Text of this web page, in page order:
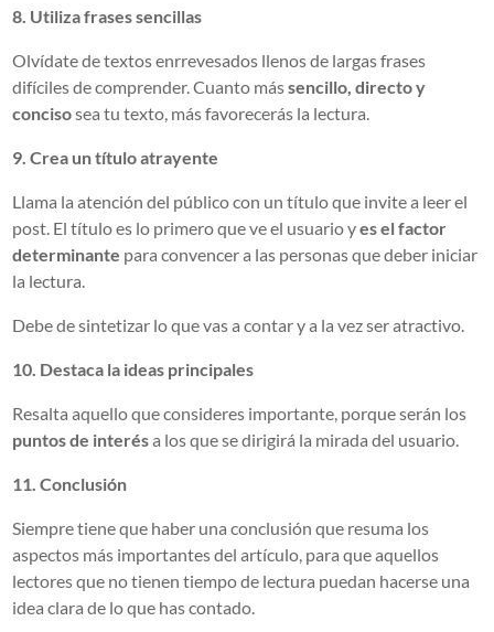
8. Utiliza frases sencillas
Olvídate de textos enrrevesados llenos de largas frases
difíciles de comprender. Cuanto mássencillo, directo y
concisosea tu texto, más favorecerás la lectura.
9. Crea un título atrayente
Llama la atención del público con un título que invite a leer el
post. El título es lo primero que ve el usuario yes el factor
determinante para convencer a las personas que deber iniciar
la lectura.
Debe de sintetizar lo que vas a contar y a la vez ser atractivo.
10. Destaca la ideas principales
Resalta aquello que consideres importante, porque serán los
puntos de interésa los que se dirigirá la mirada del usuario.
11. Conclusión
Siempre tiene que haber una conclusión que resuma los
aspectos más importantes del artículo, para que aquellos
lectores que no tienen tiempo de lectura puedan hacerse una
idea clara de lo que has contado.